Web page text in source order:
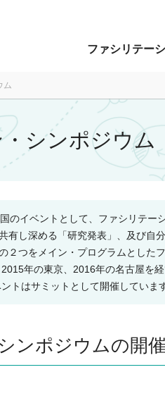
FAJ：特定非営
ファシリテー
ム
シンポジウム
のイベントとして、ファシリテー
有し深める「研究発表」、及び自
２つをメイン・プログラムとした
年の東京、2016年の名古屋を経
トはサミットとして開催しています
ンポジウムの開